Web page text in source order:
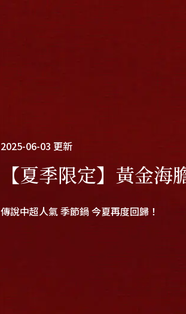
2025-06-03 更新
【夏季限定】黃金海
傳說中超人氣 季節鍋 今夏再度回歸！